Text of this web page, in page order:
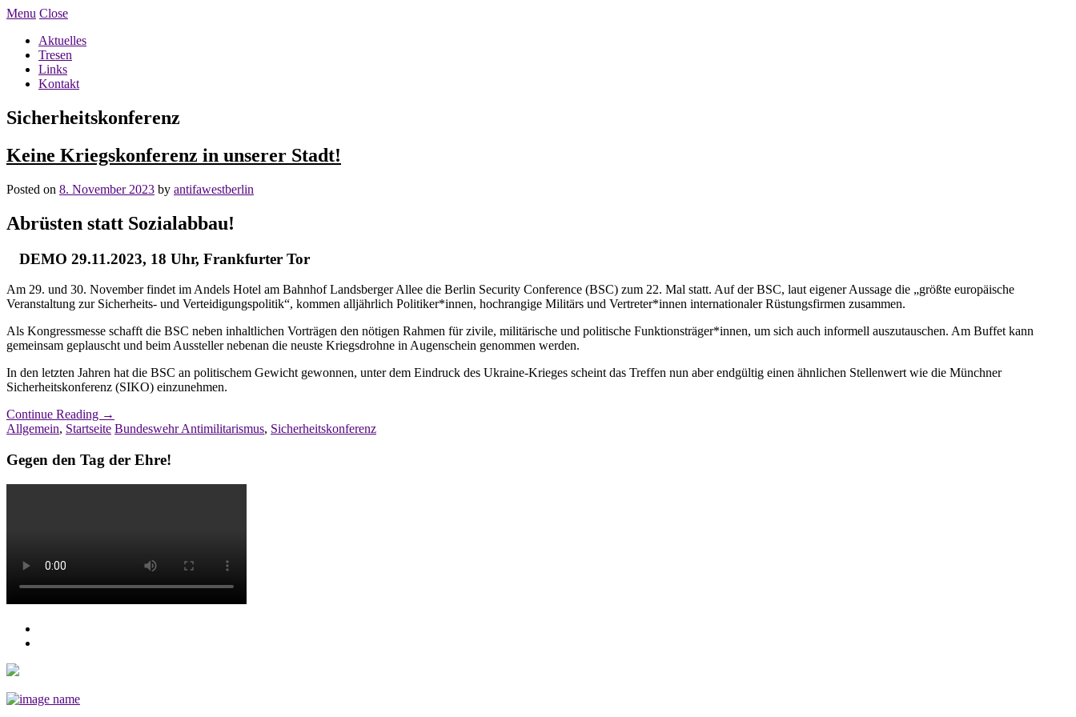
Menu Close
Aktuelles
Tresen
Links
Kontakt
Sicherheitskonferenz
Keine Kriegskonferenz in unserer Stadt!
Posted on 8. November 2023 by antifawestberlin
Abrüsten statt Sozialabbau!
DEMO 29.11.2023, 18 Uhr, Frankfurter Tor
Am 29. und 30. November findet im Andels Hotel am Bahnhof Landsberger Allee die Berlin Security Conference (BSC) zum 22. Mal statt. Auf der BSC, laut eigener Aussage die „größte europäische
Veranstaltung zur Sicherheits- und Verteidigungspolitik“, kommen alljährlich Politiker*innen, hochrangige Militärs und Vertreter*innen internationaler Rüstungsfirmen zusammen.
Als Kongressmesse schafft die BSC neben inhaltlichen Vorträgen den nötigen Rahmen für zivile, militärische und politische Funktionsträger*innen, um sich auch informell auszutauschen. Am Buffet kann
gemeinsam geplauscht und beim Aussteller nebenan die neuste Kriegsdrohne in Augenschein genommen werden.
In den letzten Jahren hat die BSC an politischem Gewicht gewonnen, unter dem Eindruck des Ukraine-Krieges scheint das Treffen nun aber endgültig einen ähnlichen Stellenwert wie die Münchner
Sicherheitskonferenz (SIKO) einzunehmen.
Continue Reading →
Allgemein, Startseite Bundeswehr Antimilitarismus, Sicherheitskonferenz
Gegen den Tag der Ehre!